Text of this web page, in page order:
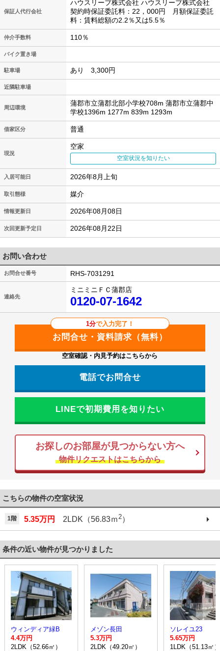
保証人代行会社
ハウスリーブ株式会社 ハウスリーブ株式会社
契約時保証委託料：22，000円 月額保証委託
料：賃料総額の2.2％又は5.5％
仲介手数料 110％
バイク置き場
駐車場 あり 3,300円
近隣駐車場
周辺環境
蒲郡市立蒲郡北部小学校708m 蒲郡市立蒲郡中
学校1396m 1277m 839m 1293m
借家区分 普通
現況
空家
空室状況を知りたい
入居可能日 2026年8月上旬
取引態様 媒介
情報更新日 2026年08月08日
次回更新予定日 2026年08月22日
お問い合わせ
お問合せ番号 RHS-7031291
連絡先
ミニミニＦＣ蒲郡店
0120-07-1642
1分で入力完了！
空室確認・内見予約はこちらから
電話でお問合せ
LINEで初期費用を知りたい
お探しのお部屋が見つからない方へ
物件リクエストはこちらから
こちらの物件の空室状況
1階 5.35万円 2LDK（56.83ｍ2）
条件の近い物件が見つかりました
ウィンディア緑B
4.4万円
2LDK（52.66㎡）
メゾン長田
5.3万円
2LDK（49.20㎡）
ソレイユ23
5.65万円
1LDK（51.13㎡）